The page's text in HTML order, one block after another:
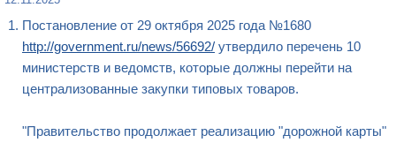
Постановление от 29 октября 2025 года №1680
http://government.ru/news/56692/ утвердило перечень 10
министерств и ведомств, которые должны перейти на
централизованные закупки типовых товаров.
"Правительство продолжает реализацию "дорожной карты"